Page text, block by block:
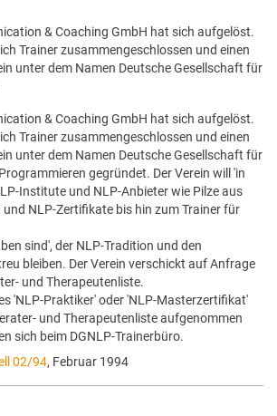
& Coaching GmbH hat sich aufgelöst.
Trainer zusammengeschlossen und einen
unter dem Namen Deutsche Gesellschaft für
& Coaching GmbH hat sich aufgelöst.
Trainer zusammengeschlossen und einen
unter dem Namen Deutsche Gesellschaft für
gegründet. Der Verein will 'in
Institute und NLP-Anbieter wie Pilze aus
und NLP-Zertifikate bis hin zum Trainer für
sind', der NLP-Tradition und den
bleiben. Der Verein verschickt auf Anfrage
und Therapeutenliste.
'NLP-Praktiker' oder 'NLP-Masterzertifikat'
und Therapeutenliste aufgenommen
sich beim DGNLP-Trainerbüro.
02/94, Februar 1994